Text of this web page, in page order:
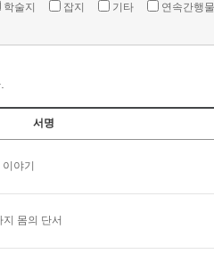
학술지 잡지 기타 연속간행물
서명
야기
몸의 단서